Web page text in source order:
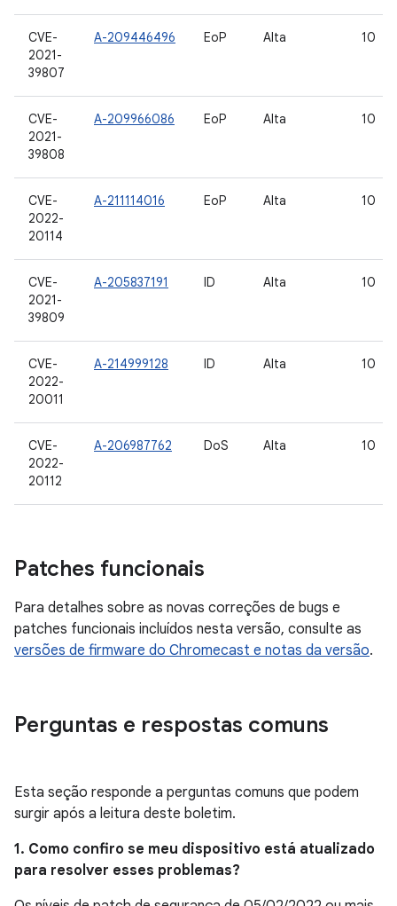
CVE-
2021-
39807
A-209446496 EoP Alta 10
CVE-
2021-
39808
A-209966086 EoP Alta 10
CVE-
2022-
20114
A-211114016 EoP Alta 10
CVE-
2021-
39809
A-205837191 ID Alta 10
CVE-
2022-
20011
A-214999128 ID Alta 10
CVE-
2022-
20112
A-206987762 DoS Alta 10
Patches funcionais
Para detalhes sobre as novas correções de bugs e
patches funcionais incluídos nesta versão, consulte as
versões de firmware do Chromecast e notas da versão.
Perguntas e respostas comuns
Esta seção responde a perguntas comuns que podem
surgir após a leitura deste boletim.
1. Como confiro se meu dispositivo está atualizado
para resolver esses problemas?